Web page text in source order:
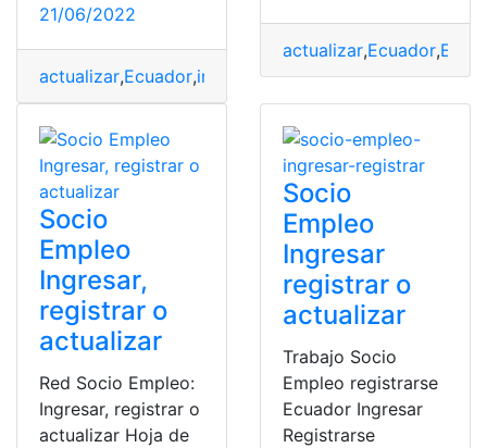
21/06/2022
actualizar,Ecuador,ingresar,Red Socio Empleo,
actualizar,Ecuador,
Socio
Empleo
Ingresar,
registrar o
actualizar
Red Socio Empleo:
Ingresar, registrar o
actualizar Hoja de
Socio
Empleo
Ingresar
registrar o
actualizar
Trabajo Socio
Empleo registrarse
Ecuador Ingresar
Registrarse